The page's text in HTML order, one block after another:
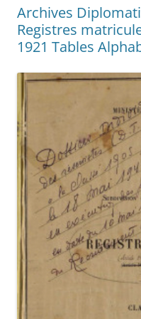
Archives
Registres
1921 Tables